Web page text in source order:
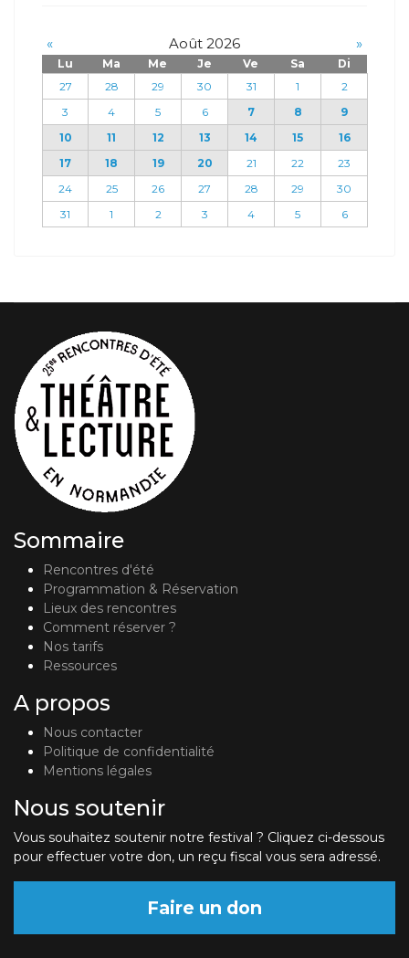
« Août 2026 »
Lu Ma Me Je Ve Sa
Di
27
28 29 30 31 1
2
3
4 5 6 7 8
9
10
11 12 13 14 15
16
17
18 19 20 21 22
23
24
25 26 27 28 29
30
31
1 2 3 4 5 6
Sommaire
Rencontres d'été
Programmation & Réservation
Lieux des rencontres
Comment réserver ?
Nos tarifs
Ressources
A propos
Nous contacter
Politique de confidentialité
Mentions légales
Nous soutenir
Vous souhaitez soutenir notre festival ? Cliquez ci-dessous
pour effectuer votre don, un reçu fiscal vous sera adressé.
Faire un don